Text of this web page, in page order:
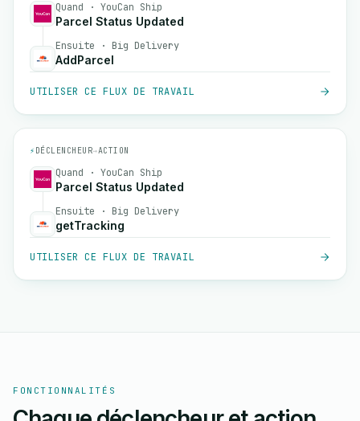
Quand · YouCan Ship
Parcel Status Updated
Ensuite · Big Delivery
AddParcel
UTILISER CE FLUX DE TRAVAIL
⚡ DÉCLENCHEUR→ACTION
Quand · YouCan Ship
Parcel Status Updated
Ensuite · Big Delivery
getTracking
UTILISER CE FLUX DE TRAVAIL
FONCTIONNALITÉS